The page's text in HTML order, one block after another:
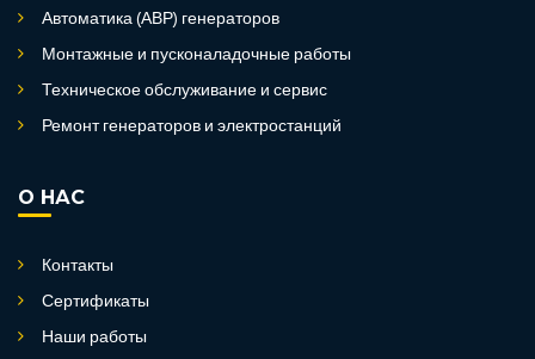
Автоматика (АВР) генераторов
Монтажные и пусконаладочные работы
Техническое обслуживание и сервис
Ремонт генераторов и электростанций
О НАС
Контакты
Сертификаты
Наши работы